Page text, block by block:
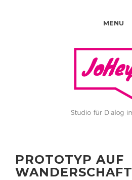
MENU
PROTOTYP AUF
WANDERSCHAFT